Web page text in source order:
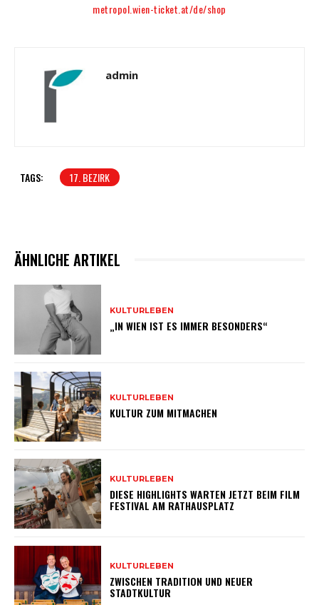
metropol.wien-ticket.at/de/shop
admin
TAGS: 17. BEZIRK
ÄHNLICHE ARTIKEL
KULTURLEBEN
„IN WIEN IST ES IMMER BESONDERS“
KULTURLEBEN
KULTUR ZUM MITMACHEN
KULTURLEBEN
DIESE HIGHLIGHTS WARTEN JETZT BEIM FILM
FESTIVAL AM RATHAUSPLATZ
KULTURLEBEN
ZWISCHEN TRADITION UND NEUER
STADTKULTUR